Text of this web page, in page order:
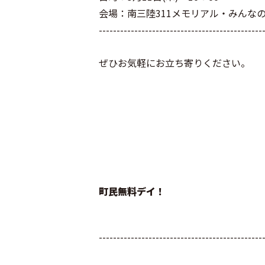
会場：南三陸311メモリアル・みんな
ぜひお気軽にお立ち寄りください。
町民無料デイ！